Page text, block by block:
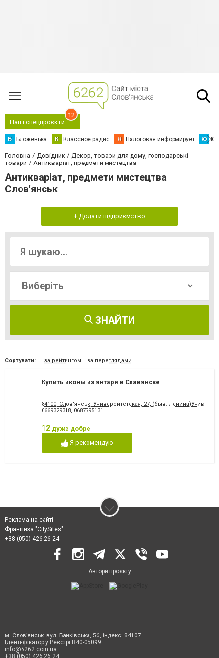
Наші спецпроєкти
12
Б Бложенька К Классное радио Н Налоговая информирует Ю
Головна Довідник
Декор, товари для дому, господарські
товари
Антикваріат, предмети мистецтва
Антикваріат, предмети мистецтва
Слов'янськ
+ Додати підприємство
ЗНАЙТИ
Сортувати: за рейтингом за переглядами
Купить иконы из янтаря в Славянске
84100, Слов'янськ, Университетская, 27, (быв.
0669329318, 0687795131
12 дуже добре
Я рекомендую
Реклама на сайті
Франшиза "CitySites"
+38 (050) 426 26 24
Автори проєкту
м. Слов’янськ, вул. Банківська, 56, індекс: 84107
Ідентифікатор у Реєстрі R40-05099
info@6262.com.ua
+38 (050) 426 26 24